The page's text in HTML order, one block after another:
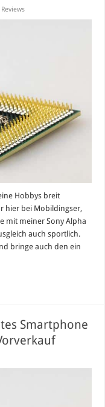
Reviews
Hobbys breit
hier bei Mobildingser,
mit meiner Sony Alpha
auch sportlich.
bringe auch den ein
Smartphone